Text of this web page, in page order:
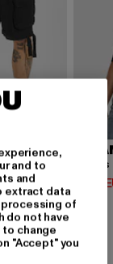
32,79 EUR
Aktionspreis:
14,94
and to
and
extract data
of
do not have
change
"Accept" you